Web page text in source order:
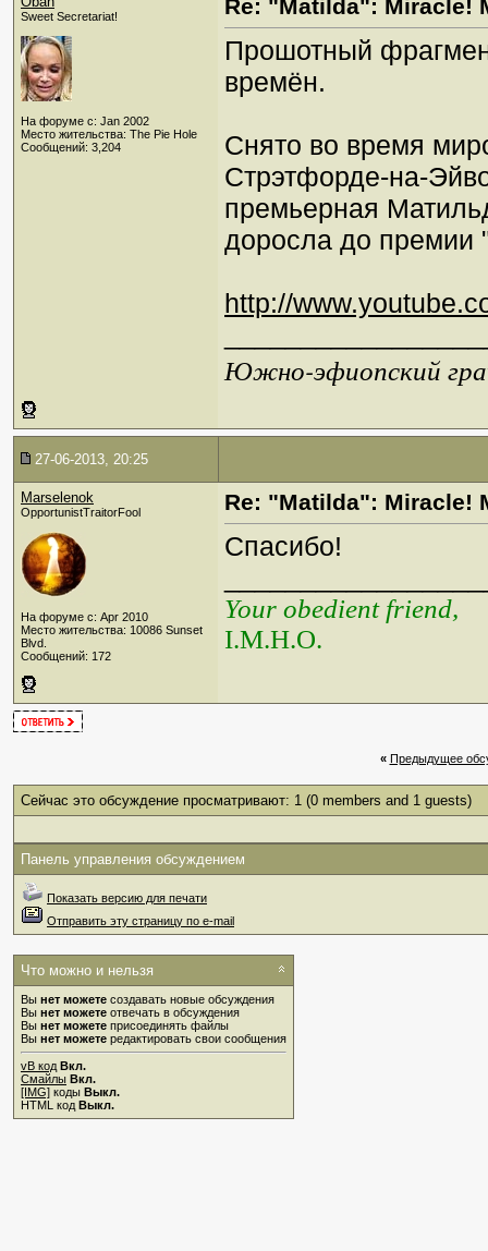
Sweet Secretariat!
На форуме с: Jan 2002
Место жительства: The Pie Hole
Сообщений: 3,204
Re: "Matilda": Miracle!
Прошотный
времён.
Снято во время
Стрэтфорде-на-
премьерная
доросла до премии
http://
Южно-эфиопский
27-06-2013, 20:25
Marselenok
OpportunistTraitorFool
На форуме с: Apr 2010
Место жительства: 10086 Sunset
Blvd.
Сообщений: 172
Re: "Matilda": Miracle!
Спасибо!
Your obedient friend,
I.M.H.O.
« Предыдущее
Сейчас это обсуждение просматривают: 1 (0 members and 1 guests)
Панель управления обсуждением
Показать версию для печати
Отправить эту страницу по e-mail
Что можно и нельзя
Вы нет можете создавать новые обсуждения
Вы нет можете отвечать в обсуждения
Вы нет можете присоединять файлы
Вы нет можете редактировать свои сообщения
vB код Вкл.
Смайлы Вкл.
[IMG] коды Выкл.
HTML код Выкл.